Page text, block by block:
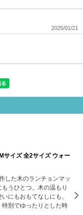
2025/01/21
サイズ 全2サイズ ウォー
した木のランチョンマッ
うひとつ、木の温もり
にもおもてなしにも、
別でゆったりとした時